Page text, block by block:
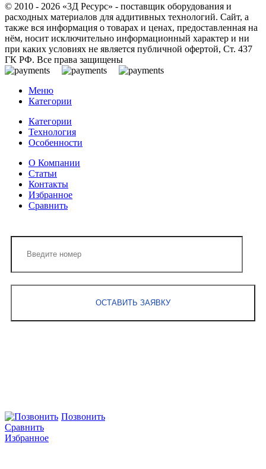
© 2010 - 2026 «3Д Ресурс» - поставщик оборудования и
расходных материалов для аддитивных технологий. Сайт, а
также вся информация о товарах и ценах, предоставленная на
нём, носит исключительно информационный характер и ни
при каких условиях не является публичной офертой, Ст. 437
ГК РФ. Все права защищены
Меню
Категории
Категории
Технология
Особенности
О Компании
Статьи
Контакты
Избранное
Сравнить
Позвонить
Сравнить
Избранное